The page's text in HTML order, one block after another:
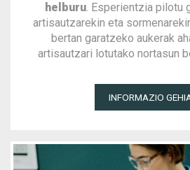
helburu. Esperientzia pilotu
artisautzarekin eta
bertan garatzeko aukerak
artisautzari lotutako nortasun
INFORMAZIO